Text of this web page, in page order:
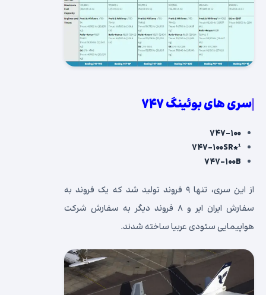
سری های بوئینگ ۷۴۷
۷۴۷-۱۰۰
۷۴۷-۱۰۰SR*¹
۷۴۷-۱۰۰B
از این سری، تنها ۹ فروند تولید شد که یک فروند به
سفارش ایران ایر و ۸ فروند دیگر به سفارش شرکت
هواپیمایی سئودی عربیا ساخته شدند.